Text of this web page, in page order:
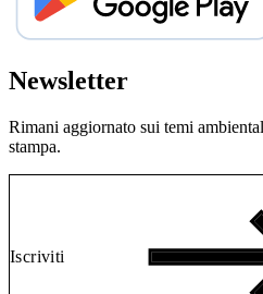
Newsletter
Rimani aggiornato sui temi
stampa.
Iscriviti